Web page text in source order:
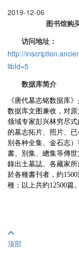
2019-12-06
图书馆购
访问地址：
http://
libId=5
数据库简介
《唐代墓志铭数据库
数据库文图兼收，对
领域专家彭兴林穷尽
的墓志拓片、照片、
别各种全集、金石志
書、別集、總集等傳
錄出土墓誌、各藏家
於各種書刊者，約
種；以上共約12500篇。
顶部